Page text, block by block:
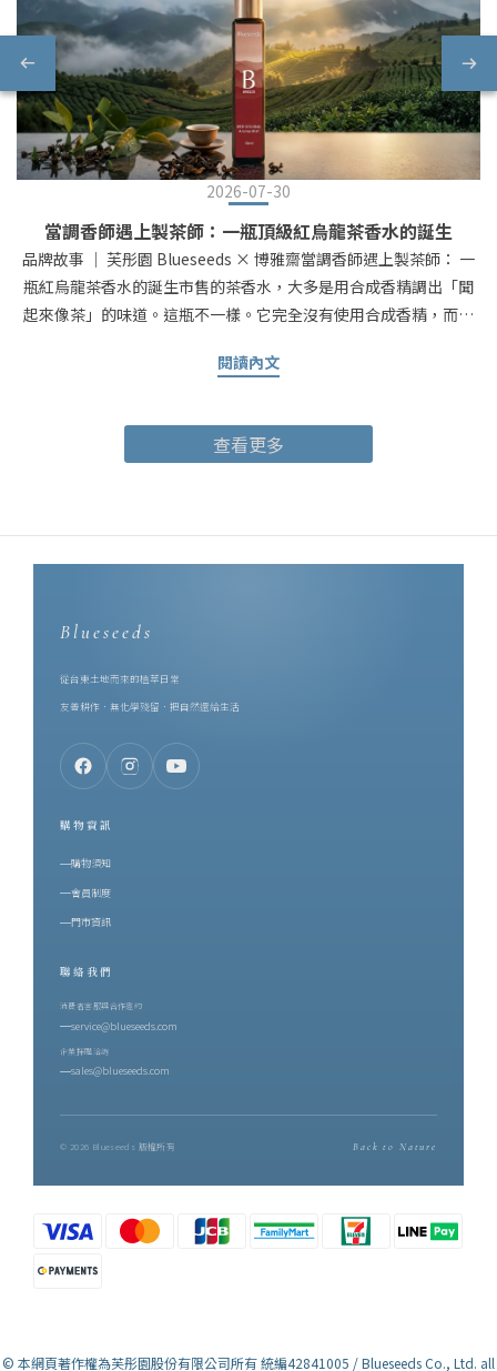
2026-07-30
當調香師遇上製茶師：一瓶頂級紅烏龍茶香水的誕生
品牌故事 ｜ 芙彤園 Blueseeds × 博雅齋當調香師遇上製茶師： 一
瓶紅烏龍茶香水的誕生市售的茶香水，大多是用合成香精調出「聞
起來像茶」的味道。這瓶不一樣。它完全沒有使用合成香精，而是
周章燒水泡茶，就能把醇厚的茶香帶在身邊。真正把台東鹿野那片
合作的起點，是同樣的堅持。芙彤園創辦人兼執行長詹茹惠
（Stephanie），科技業出身，卻在 2016 年轉身投入香草產業，遠
調香這件事教給了一誠 —— 她是一誠的啟蒙老師。而在同一片土地
上，博雅齋深耕紅烏龍近四十年。一個專注於香草種植與精油調
上。對土地的態度既然一致，剩下的就是把兩種手藝放在一起 ——
紅烏龍茶葉，製作成香水。一、為什麼是紅烏龍？先認識這支台灣
特色茶要理解這瓶紅烏龍茶香水，得先理解紅烏龍。紅烏龍是誕生
酵程度，再經中度焙火。因此它同時擁有兩種性格：烏龍的花香底
蘊，與紅茶般的醇厚甘甜。茶湯呈琥珀橙紅，像典藏過的白蘭地。
製的天然蜜香。這份蜜韻不是加工添加，而是茶樹與昆蟲、與整座
山共同協作的結果 —— 有蟲害的年份才有蜜香，蜜香因此稀少。這
正是後來香水裡那股甜的來源。二、製茶師的四十年：吳秋伶與博
是從嘉義嫁到台東的媳婦，卻一手把博雅齋種成鹿野最具代表性的
紅烏龍茶園。踏入茶界近四十年，她始終親力親為每一道焙茶工
序，並期許自己不只是茶農，而是一位讀懂茶與土地關係的「識茶
師」。博雅齋的茶園位在三面環山、一面環河之處，經年山嵐與朝
的標準嚴格到有些固執：在十六甲茶園裡逐批精挑分級，能入她眼
裡的頂級好茶，往往只有十分之一。每一泡茶在裝袋之前，她都會
烏龍連續七年榮獲比利時 iTQi 最高殊榮三星獎，並獲頒企業終身成
閱讀內文
查看更多
Blueseeds
從台東土地而來的植萃日常
友善耕作．無化學殘留．把自然還給生活
購物資訊
購物須知
會員制度
門市資訊
聯絡我們
消費者客服與合作邀約
service@blueseeds.com
企業採購洽詢
sales@blueseeds.com
© 2026 Blueseeds 版權所有 Back to Nature
© 本網頁著作權為芙彤園股份有限公司所有 統編42841005 / Blueseeds Co., Ltd. all